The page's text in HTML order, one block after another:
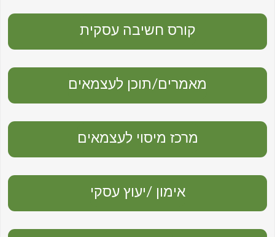
קורס חשיבה עסקית
מאמרים/תוכן לעצמאים
מרכז מיסוי לעצמאים
אימון /יעוץ עסקי